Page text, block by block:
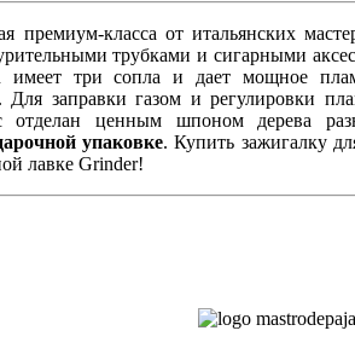
премиум-класса от итальянских
трубками и сигарными
имеет три сопла и дает мощное
Для заправки газом и регулировки
отделан ценным шпоном дерева
упаковке. Купить зажигалку
лавке Grinder!